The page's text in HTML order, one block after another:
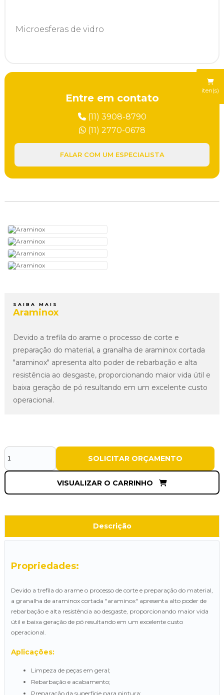
iten(s)
Microesferas de vidro
Entre em contato
(11) 3908-8790
(11) 2770-0678
FALAR COM UM ESPECIALISTA
SAIBA MAIS
Araminox
Devido a trefila do arame o processo de corte e
preparação do material, a granalha de araminox cortada
"araminox" apresenta alto poder de rebarbação e alta
resistência ao desgaste, proporcionando maior vida útil e
baixa geração de pó resultando em um excelente custo
operacional.
SOLICITAR ORÇAMENTO
VISUALIZAR O CARRINHO
Descrição
Propriedades:
Devido a trefila do arame o processo de corte e preparação do material,
a granalha de araminox cortada "araminox" apresenta alto poder de
rebarbação e alta resistência ao desgaste, proporcionando maior vida
útil e baixa geração de pó resultando em um excelente custo
operacional.
Aplicações:
Limpeza de peças em geral;
Rebarbação e acabamento;
Preparação da superfície para pintura;